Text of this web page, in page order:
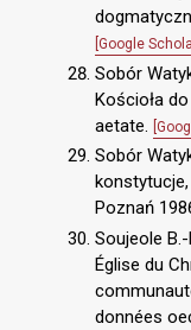
[Google
Sobór
Kościoła
aetate.
Sobór
Poznań
Soujeole B.-
Église du
données